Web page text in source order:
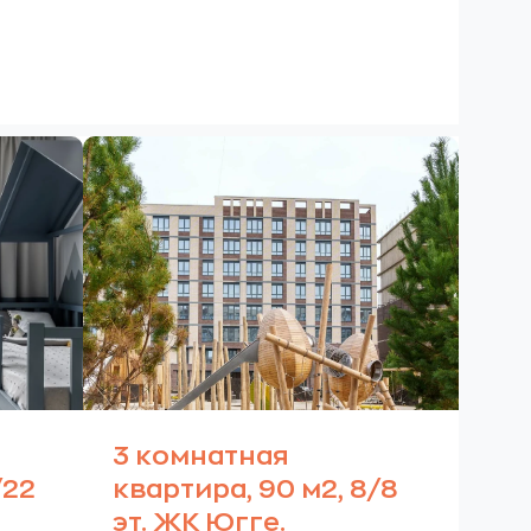
3 комнатная
квартира, 90 м2, 8/8
эт. ЖК Югге.